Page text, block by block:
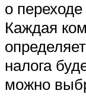
о
Каждая
налога
можно